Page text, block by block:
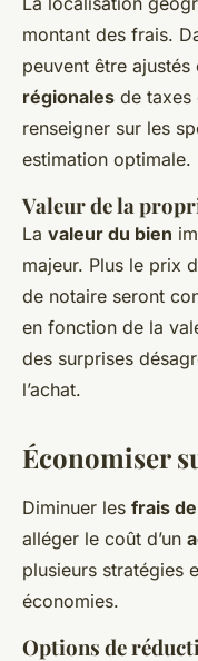
montant des frais.
peuvent être ajustés
régionales de taxes
renseigner sur les
estimation optimale.
Valeur de la
La valeur du bien
majeur. Plus le prix
de notaire seront
en fonction de la
des surprises
l’achat.
Économiser
Diminuer les frais
alléger le coût d’un
plusieurs stratégies
économies.
Options de